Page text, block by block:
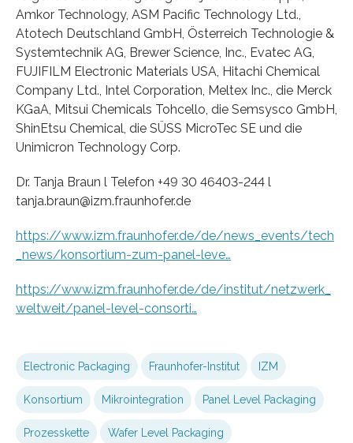
Amkor Technology, ASM Pacific Technology Ltd.,
Atotech Deutschland GmbH, Österreich Technologie &
Systemtechnik AG, Brewer Science, Inc., Evatec AG,
FUJIFILM Electronic Materials USA, Hitachi Chemical
Company Ltd., Intel Corporation, Meltex Inc., die Merck
KGaA, Mitsui Chemicals Tohcello, die Semsysco GmbH,
ShinEtsu Chemical, die SÜSS MicroTec SE und die
Unimicron Technology Corp.
Dr. Tanja Braun l Telefon +49 30 46403-244 l
tanja.braun@izm.fraunhofer.de
https://www.izm.fraunhofer.de/de/news_events/tech
_news/konsortium-zum-panel-leve…
https://www.izm.fraunhofer.de/de/institut/netzwerk_
weltweit/panel-level-consorti…
Electronic Packaging Fraunhofer-Institut IZM
Konsortium Mikrointegration Panel Level Packaging
Prozesskette Wafer Level Packaging